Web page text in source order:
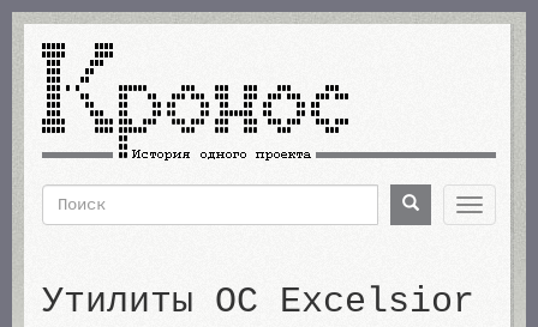
Перейти
основному
содержанию
Поиск Поиск
Toggle
Утилиты ОС Excelsior